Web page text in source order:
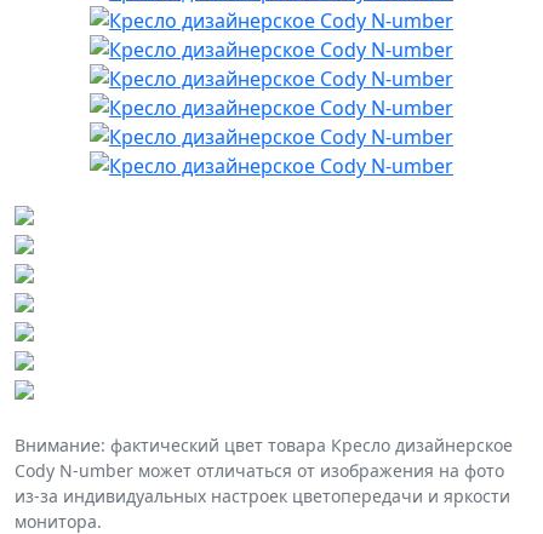
Внимание: фактический цвет товара Кресло дизайнерское
Cody N-umber может отличаться от изображения на фото
из-за индивидуальных настроек цветопередачи и яркости
монитора.